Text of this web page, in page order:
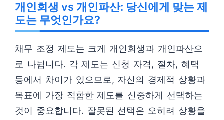
개인회생 vs 개인파산: 당신에게 맞는 제
도는 무엇인가요?
채무 조정 제도는 크게 개인회생과 개인파산으
로 나뉩니다. 각 제도는 신청 자격, 절차, 혜택
등에서 차이가 있으므로, 자신의 경제적 상황과
목표에 가장 적합한 제도를 신중하게 선택하는
것이 중요합니다. 잘못된 선택은 오히려 상황을